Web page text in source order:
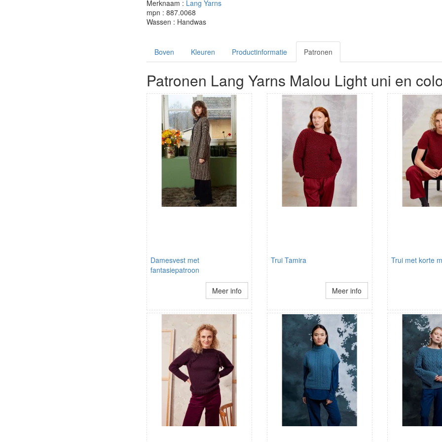
Merknaam : Lang Yarns
mpn : 887.0068
Wassen : Handwas
Boven Kleuren Productinformatie Patronen
Patronen Lang Yarns Malou Light uni en
Damesvest met
fantasiepatroon
Meer info
Trui Tamira
Meer info
Trui met korte